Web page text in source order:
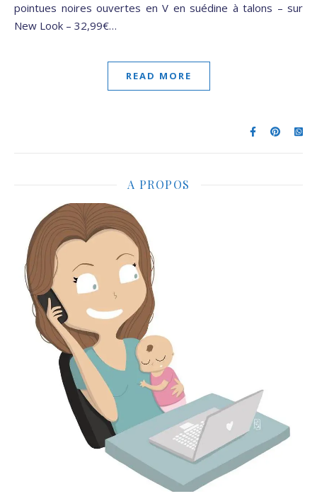
pointues noires ouvertes en V en suédine à talons – sur
New Look – 32,99€…
READ MORE
A PROPOS